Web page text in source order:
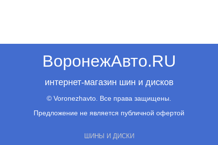
ВоронежАвто.RU
интернет-магазин шин и дисков
© Voronezhavto. Все права защищены.
Предложение не является публичной офертой
ШИНЫ И ДИСКИ